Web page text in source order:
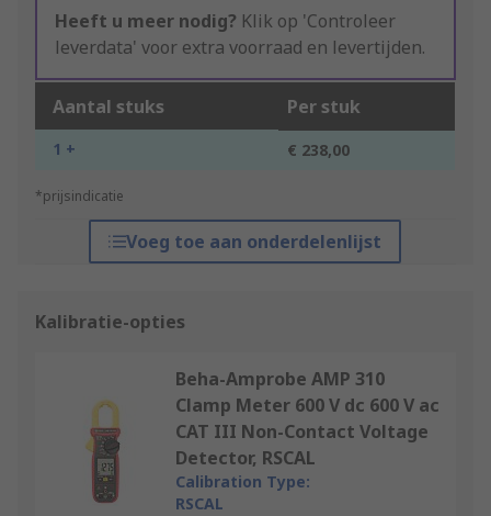
Heeft u meer nodig? Klik op 'Controleer
leverdata' voor extra voorraad en levertijden.
Aantal stuks Per stuk
1 + € 238,00
*prijsindicatie
Voeg toe aan onderdelenlijst
Kalibratie-opties
Beha-Amprobe AMP 310
Clamp Meter 600 V dc 600 V ac
CAT III Non-Contact Voltage
Detector, RSCAL
Calibration Type:
RSCAL